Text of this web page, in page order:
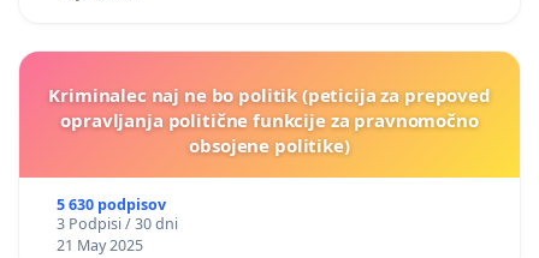
Kriminalec naj ne bo politik (peticija za prepoved
opravljanja politične funkcije za pravnomočno
obsojene politike)
5 630 podpisov
3 Podpisi / 30 dni
21 May 2025